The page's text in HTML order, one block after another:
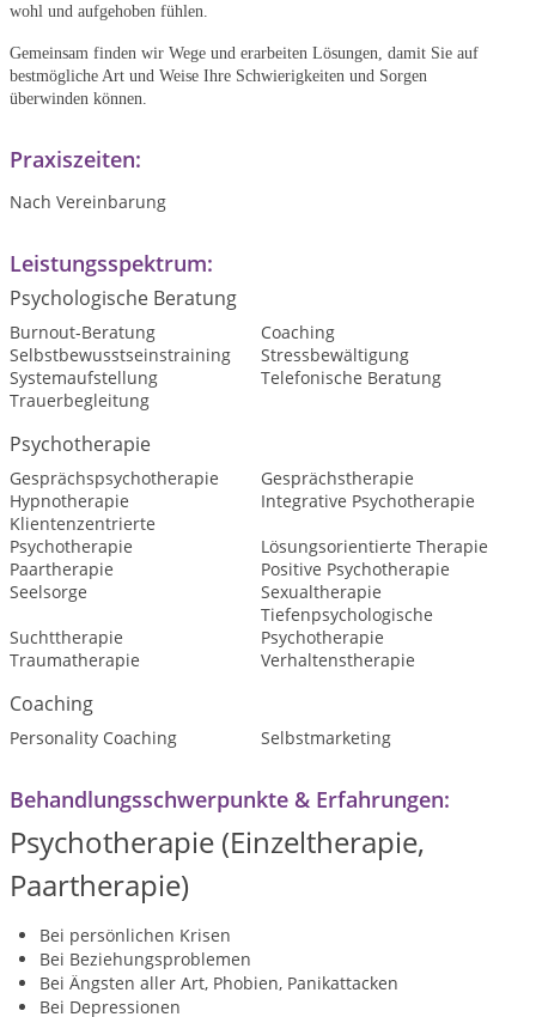
wohl und aufgehoben fühlen.
Gemeinsam finden wir Wege und erarbeiten Lösungen, damit Sie auf
bestmögliche Art und Weise Ihre Schwierigkeiten und Sorgen
überwinden können.
Praxiszeiten:
Nach Vereinbarung
Leistungsspektrum:
Psychologische Beratung
Burnout-Beratung
Coaching
Selbstbewusstseinstraining
Stressbewältigung
Systemaufstellung
Telefonische Beratung
Trauerbegleitung
Psychotherapie
Gesprächspsychotherapie
Gesprächstherapie
Hypnotherapie
Integrative Psychotherapie
Klientenzentrierte
Psychotherapie
Lösungsorientierte Therapie
Paartherapie
Positive Psychotherapie
Seelsorge
Sexualtherapie
Suchttherapie
Tiefenpsychologische
Psychotherapie
Traumatherapie
Verhaltenstherapie
Coaching
Personality Coaching Selbstmarketing
Behandlungsschwerpunkte & Erfahrungen:
Psychotherapie (Einzeltherapie,
Paartherapie)
Bei persönlichen Krisen
Bei Beziehungsproblemen
Bei Ängsten aller Art, Phobien, Panikattacken
Bei Depressionen